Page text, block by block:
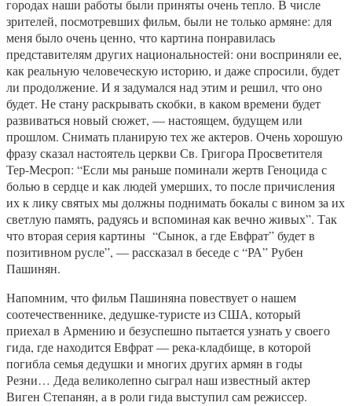
городах наши работы были приняты очень тепло. В числе
зрителей, посмотревших фильм, были не только армяне: для
меня было очень ценно, что картина понравилась
представителям других национальностей: они восприняли ее,
как реальную человеческую историю, и даже спросили, будет
ли продолжение. И я задумался над этим и решил, что оно
будет. Не стану раскрывать скобки, в каком времени будет
развиваться новый сюжет, — настоящем, будущем или
прошлом. Снимать планирую тех же актеров. Очень хорошую
фразу сказал настоятель церкви Св. Григора Просветителя
Тер-Месроп: “Если мы раньше поминали жертв Геноцида с
болью в сердце и как людей умерших, то после причисления
их к лику святых мы должны поднимать бокалы с вином за их
светлую память, радуясь и вспоминая как вечно живых”. Так
что вторая серия картины “Сынок, а где Евфрат” будет в
позитивном русле”, — рассказал в беседе с “РА” Рубен
Пашинян.
Напомним, что фильм Пашиняна повествует о нашем
соотечественнике, дедушке-туристе из США, который
приехал в Армению и безуспешно пытается узнать у своего
гида, где находится Евфрат — река-кладбище, в которой
погибла семья дедушки и многих других армян в годы
Резни… Деда великолепно сыграл наш известный актер
Виген Степанян, а в роли гида выступил сам режиссер.